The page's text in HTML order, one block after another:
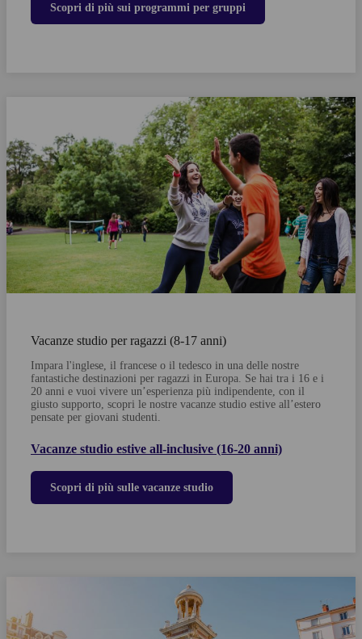
Scopri di più sui programmi per gruppi
Vacanze studio per ragazzi (8-17 anni)
Impara l'inglese, il francese o il tedesco in una delle nostre
fantastiche destinazioni per ragazzi in Europa. Se hai tra i 16 e i
20 anni e vuoi vivere un’esperienza più indipendente, con il
giusto supporto, scopri le nostre vacanze studio estive all’estero
pensate per giovani studenti.
Vacanze studio estive all-inclusive (16-20 anni)
Scopri di più sulle vacanze studio